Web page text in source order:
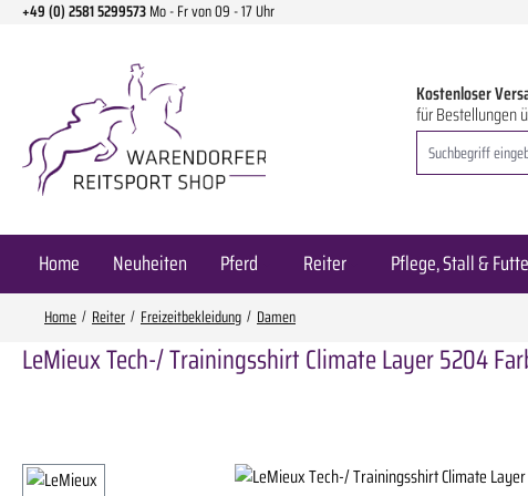
Hauptinhalt springen
Zur Suche springen
Zur Hauptnavigation springen
+49 (0) 2581 5299573Mo - Fr von 09 - 17 Uhr
Kostenloser
für Bestellungen
Home Neuheiten Pferd Reiter Pflege, Stall &
Home Reiter Freizeitbekleidung Damen
LeMieux Tech-/ Trainingsshirt Climate Layer 5204
Bildergalerie überspringen